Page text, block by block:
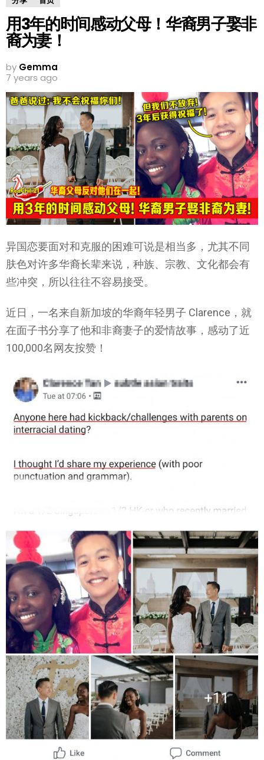
用3年的时间感动父母！华裔男子娶非
裔为妻！
by Gemma
7 years ago
异国恋要面对和克服的困难可说是相当多，尤其不同
肤色对许多华裔长辈来说，种族、宗教、文化都会有
些冲突，所以往往不容易接受。
近日，一名来自新加坡的华裔年轻男子 Clarence，就
在面子书分享了他和非裔妻子的爱情故事，感动了近
100,000名网友按赞！